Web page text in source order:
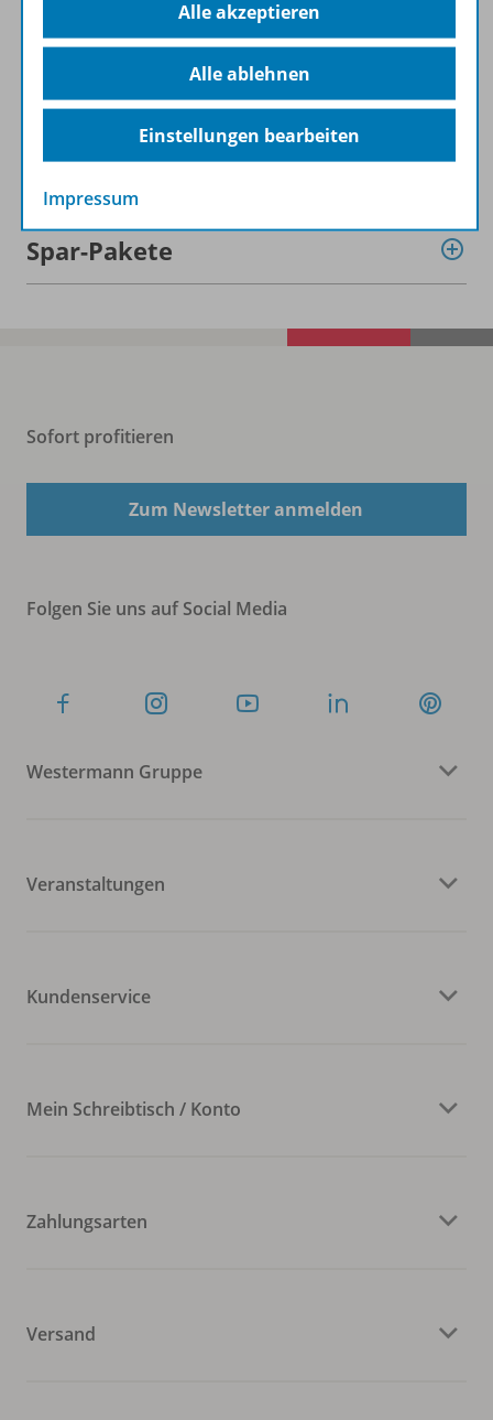
Informationen
Beschreibung
Spar-Pakete
Sofort profitieren
Zum Newsletter anmelden
Folgen Sie uns auf Social Media
Westermann Gruppe
Veranstaltungen
Kundenservice
Mein Schreibtisch / Konto
Zahlungsarten
Versand
Alle akzeptieren
Alle ablehnen
Einstellungen bearbeiten
Impressum